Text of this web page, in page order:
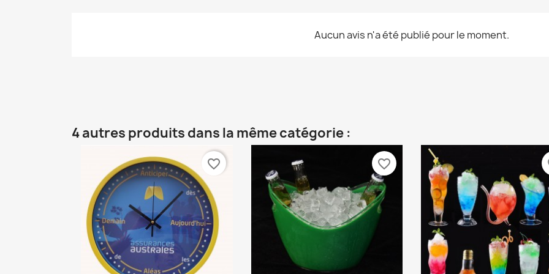
Aucun avis n'a été publié pour le moment.
4 autres produits dans la même catégorie :
favorite_border favorite_border